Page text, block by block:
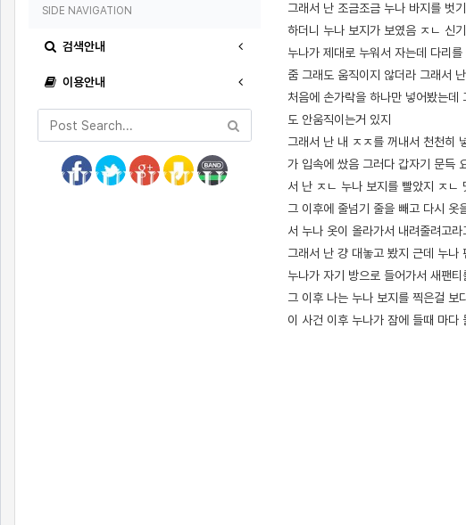
그래서 난 조금조금 누나 바지를 벗
하더니 누나 보지가 보였음 ㅈㄴ 신
누나가 제대로 누워서 자는데 다리
줌 그래도 움직이지 않더라 그래서
처음에 손가락을 하나만 넣어봤는
도 안움직이는거 있지
그래서 난 내 ㅈㅈ를 꺼내서 천천히
가 입속에 쌌음 그러다 갑자기 문득
서 난 ㅈㄴ 누나 보지를 빨았지 ㅈㄴ
그 이후에 줄넘기 줄을 빼고 다시 옷
서 누나 옷이 올라가서 내려줄려고
그래서 난 걍 대놓고 봤지 근데 누나
누나가 자기 방으로 들어가서 새팬
그 이후 나는 누나 보지를 찍은걸 보
이 사건 이후 누나가 잠에 들때 마다
SIDE NAVIGATION
검색안내
이용안내